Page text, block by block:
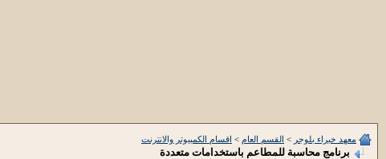
معهد خبراء بلوجر > القسم العام > اقسام الكمبيوتر والانترنت
برنامج محاسبة للمطاعم باستخدامات متعددة